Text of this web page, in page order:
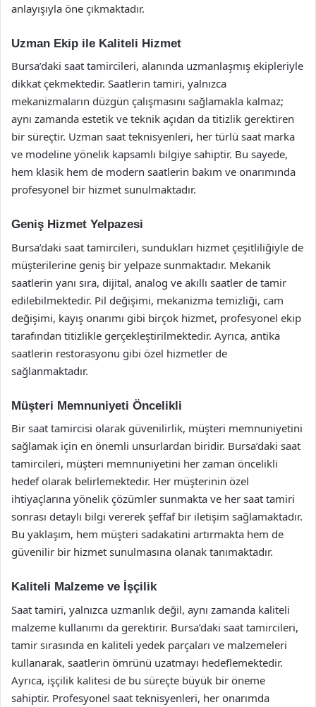
anlayışıyla öne çıkmaktadır.
Uzman Ekip ile Kaliteli Hizmet
Bursa’daki saat tamircileri, alanında uzmanlaşmış ekipleriyle
dikkat çekmektedir. Saatlerin tamiri, yalnızca
mekanizmaların düzgün çalışmasını sağlamakla kalmaz;
aynı zamanda estetik ve teknik açıdan da titizlik gerektiren
bir süreçtir. Uzman saat teknisyenleri, her türlü saat marka
ve modeline yönelik kapsamlı bilgiye sahiptir. Bu sayede,
hem klasik hem de modern saatlerin bakım ve onarımında
profesyonel bir hizmet sunulmaktadır.
Geniş Hizmet Yelpazesi
Bursa’daki saat tamircileri, sundukları hizmet çeşitliliğiyle de
müşterilerine geniş bir yelpaze sunmaktadır. Mekanik
saatlerin yanı sıra, dijital, analog ve akıllı saatler de tamir
edilebilmektedir. Pil değişimi, mekanizma temizliği, cam
değişimi, kayış onarımı gibi birçok hizmet, profesyonel ekip
tarafından titizlikle gerçekleştirilmektedir. Ayrıca, antika
saatlerin restorasyonu gibi özel hizmetler de
sağlanmaktadır.
Müşteri Memnuniyeti Öncelikli
Bir saat tamircisi olarak güvenilirlik, müşteri memnuniyetini
sağlamak için en önemli unsurlardan biridir. Bursa’daki saat
tamircileri, müşteri memnuniyetini her zaman öncelikli
hedef olarak belirlemektedir. Her müşterinin özel
ihtiyaçlarına yönelik çözümler sunmakta ve her saat tamiri
sonrası detaylı bilgi vererek şeffaf bir iletişim sağlamaktadır.
Bu yaklaşım, hem müşteri sadakatini artırmakta hem de
güvenilir bir hizmet sunulmasına olanak tanımaktadır.
Kaliteli Malzeme ve İşçilik
Saat tamiri, yalnızca uzmanlık değil, aynı zamanda kaliteli
malzeme kullanımı da gerektirir. Bursa’daki saat tamircileri,
tamir sırasında en kaliteli yedek parçaları ve malzemeleri
kullanarak, saatlerin ömrünü uzatmayı hedeflemektedir.
Ayrıca, işçilik kalitesi de bu süreçte büyük bir öneme
sahiptir. Profesyonel saat teknisyenleri, her onarımda